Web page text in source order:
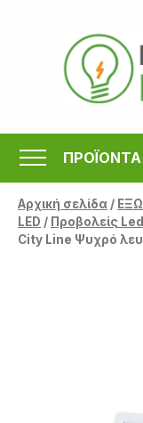
περιεχόμενο
ΠΡΟΪΟΝΤΑ
Αρχική σελίδα/
LED / Προβολείς
City Line Ψυχρό